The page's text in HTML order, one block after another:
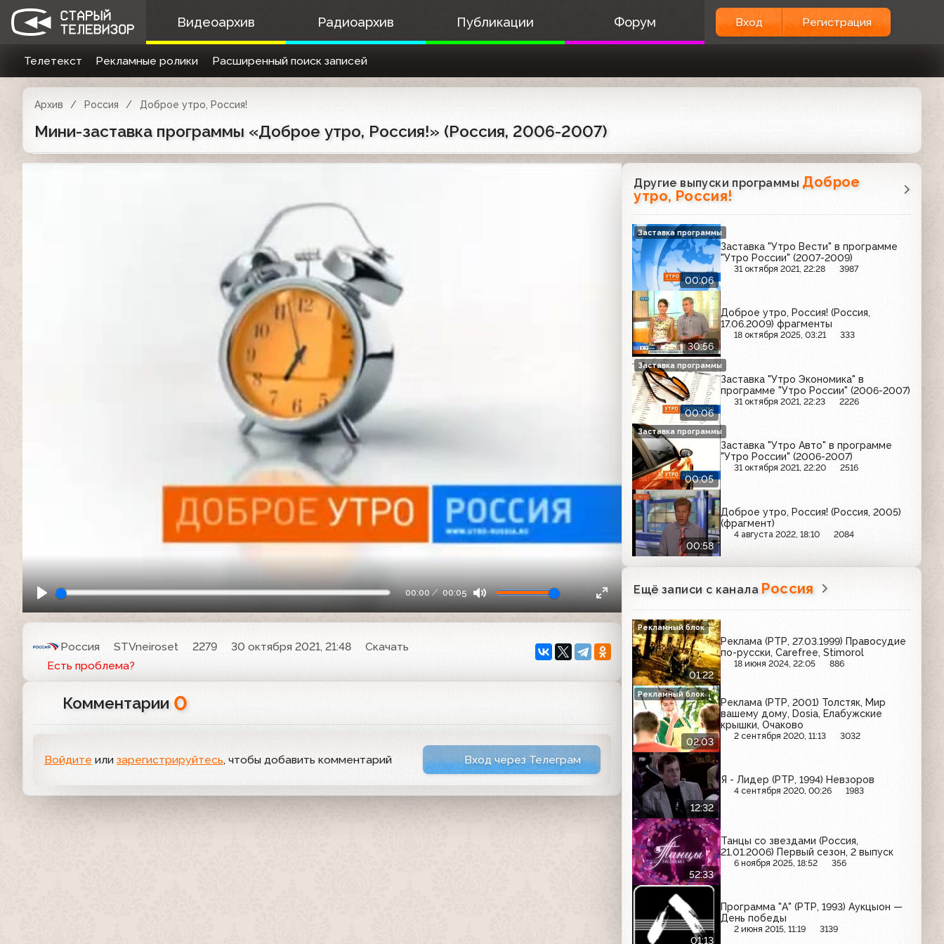
Видеоархив Радиоархив Публикации Форум Вход Регистрация
Телетекст Рекламные ролики Расширенный поиск записей
Архив Россия Доброе утро, Россия!
Мини-заставка программы «Доброе утро, Россия!» (Россия, 2006-2007)
00:00 00:05
Россия STVneiroset 2279 30 октября 2021, 21:48
Скачать
Есть проблема?
Комментарии 0
Войдите или зарегистрируйтесь, чтобы добавить комментарий Вход через Телеграм
Другие выпуски программы Доброе
утро, Россия!
00:06
Заставка "Утро Вести" в программе
"Утро России" (2007-2009)
31 октября 2021, 22:28 3987
Заставка программы
30:56
Доброе утро, Россия! (Россия,
17.06.2009) фрагменты
18 октября 2025, 03:21 333
00:06
Заставка "Утро Экономика" в
программе "Утро России" (2006-2007)
31 октября 2021, 22:23 2226
Заставка программы
00:05
Заставка "Утро Авто" в программе
"Утро России" (2006-2007)
31 октября 2021, 22:20 2516
Заставка программы
00:58
Доброе утро, Россия! (Россия, 2005)
(фрагмент)
4 августа 2022, 18:10 2084
Ещё записи с канала Россия
01:22
Реклама (РТР, 27.03.1999) Правосудие
по-русски, Carefree, Stimorol
18 июня 2024, 22:05 886
Рекламный блок
02:03
Реклама (РТР, 2001) Толстяк, Мир
вашему дому, Dosia, Елабужские
крышки, Очаково
2 сентября 2020, 11:13 3032
Рекламный блок
12:32
Я - Лидер (РТР, 1994) Невзоров
4 сентября 2020, 00:26 1983
52:33
Танцы со звездами (Россия,
21.01.2006) Первый сезон, 2 выпуск
6 ноября 2025, 18:52 356
01:13
Программа "А" (РТР, 1993) Аукцыон —
День победы
2 июня 2015, 11:19 3139